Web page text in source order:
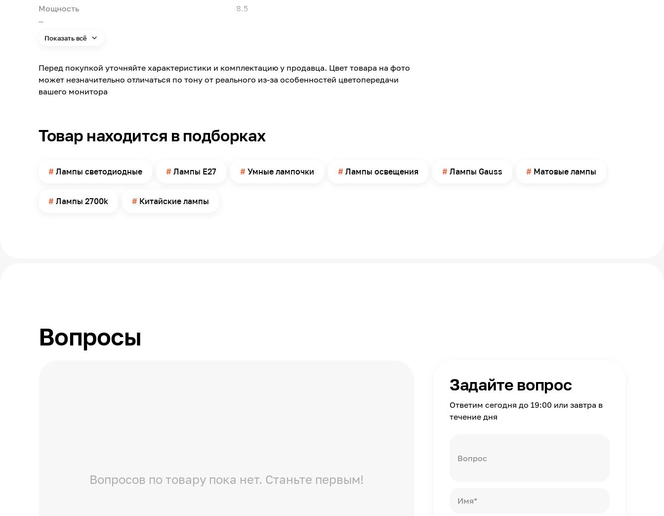
Мощность
8.5
Тип ламп
Номинальное напряжение сети
Световой поток
1055
Степень защиты по ГОСТ 14254
ІР20
Диаметр
60
Изменение цветовой температуры
Показать всё
Перед покупкой уточняйте характеристики и комплектацию у продавца. Цвет товара на фото
может незначительно отличаться по тону от реального из-за особенностей цветопередачи
вашего монитора
Товар находится в подборках
Лампы светодиодные Лампы E27 Умные лампочки Лампы освещения Лампы Gauss Матовые лампы
Лампы 2700k Китайские лампы
Вопросы
Вопросов по товару пока нет. Станьте первым!
Задайте вопрос
Ответим сегодня до 19:00 или завтра в
течение дня
Вопрос
Имя*